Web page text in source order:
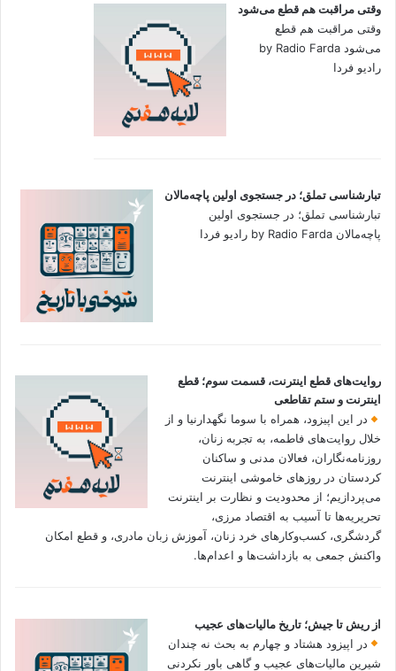
وقتی مراقبت هم قطع می‌شود
وقتی مراقبت هم قطع
می‌شود by Radio Farda
رادیو فردا
تبارشناسی تملق؛ در جستجوی اولین‌ پاچه‌مالان
تبارشناسی تملق؛ در جستجوی اولین‌
پاچه‌مالان by Radio Farda رادیو فردا
روایت‌های قطع اینترنت، قسمت سوم؛ قطع
اینترنت و ستم تقاطعی
در این اپیزود، همراه با سوما نگهدارنیا و از
خلال روایت‌های فاطمه، به تجربه زنان،
روزنامه‌نگاران، فعالان مدنی و ساکنان
کردستان در روزهای خاموشی اینترنت
می‌پردازیم؛ از محدودیت و نظارت بر اینترنت
تحریریه‌ها تا آسیب به اقتصاد مرزی،
گردشگری، کسب‌وکارهای خرد زنان، آموزش زبان مادری، و قطع امکان
واکنش جمعی به بازداشت‌ها و اعدام‌ها.
از ریش تا جیش؛ تاریخ مالیات‌های عجیب
در اپیزود هشتاد و چهارم به بحث نه چندان
شیرین مالیات‌های عجیب و گاهی باور نکردنی‌